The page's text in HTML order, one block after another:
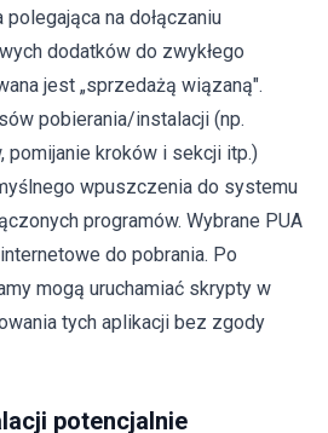
na dołączaniu
dodatków do zwykłego
jest „sprzedażą wiązaną".
pobierania/instalacji (np.
pomijanie kroków i sekcji itp.)
wpuszczenia do systemu
programów. Wybrane PUA
do pobrania. Po
mogą uruchamiać skrypty w
tych aplikacji bez zgody
potencjalnie